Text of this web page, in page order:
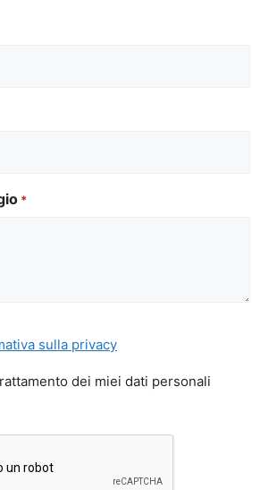
*
sulla privacy
dei miei dati personali